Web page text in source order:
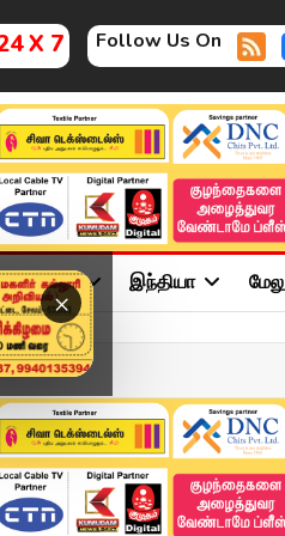
X 7 Follow Us On
×
இந்தியா